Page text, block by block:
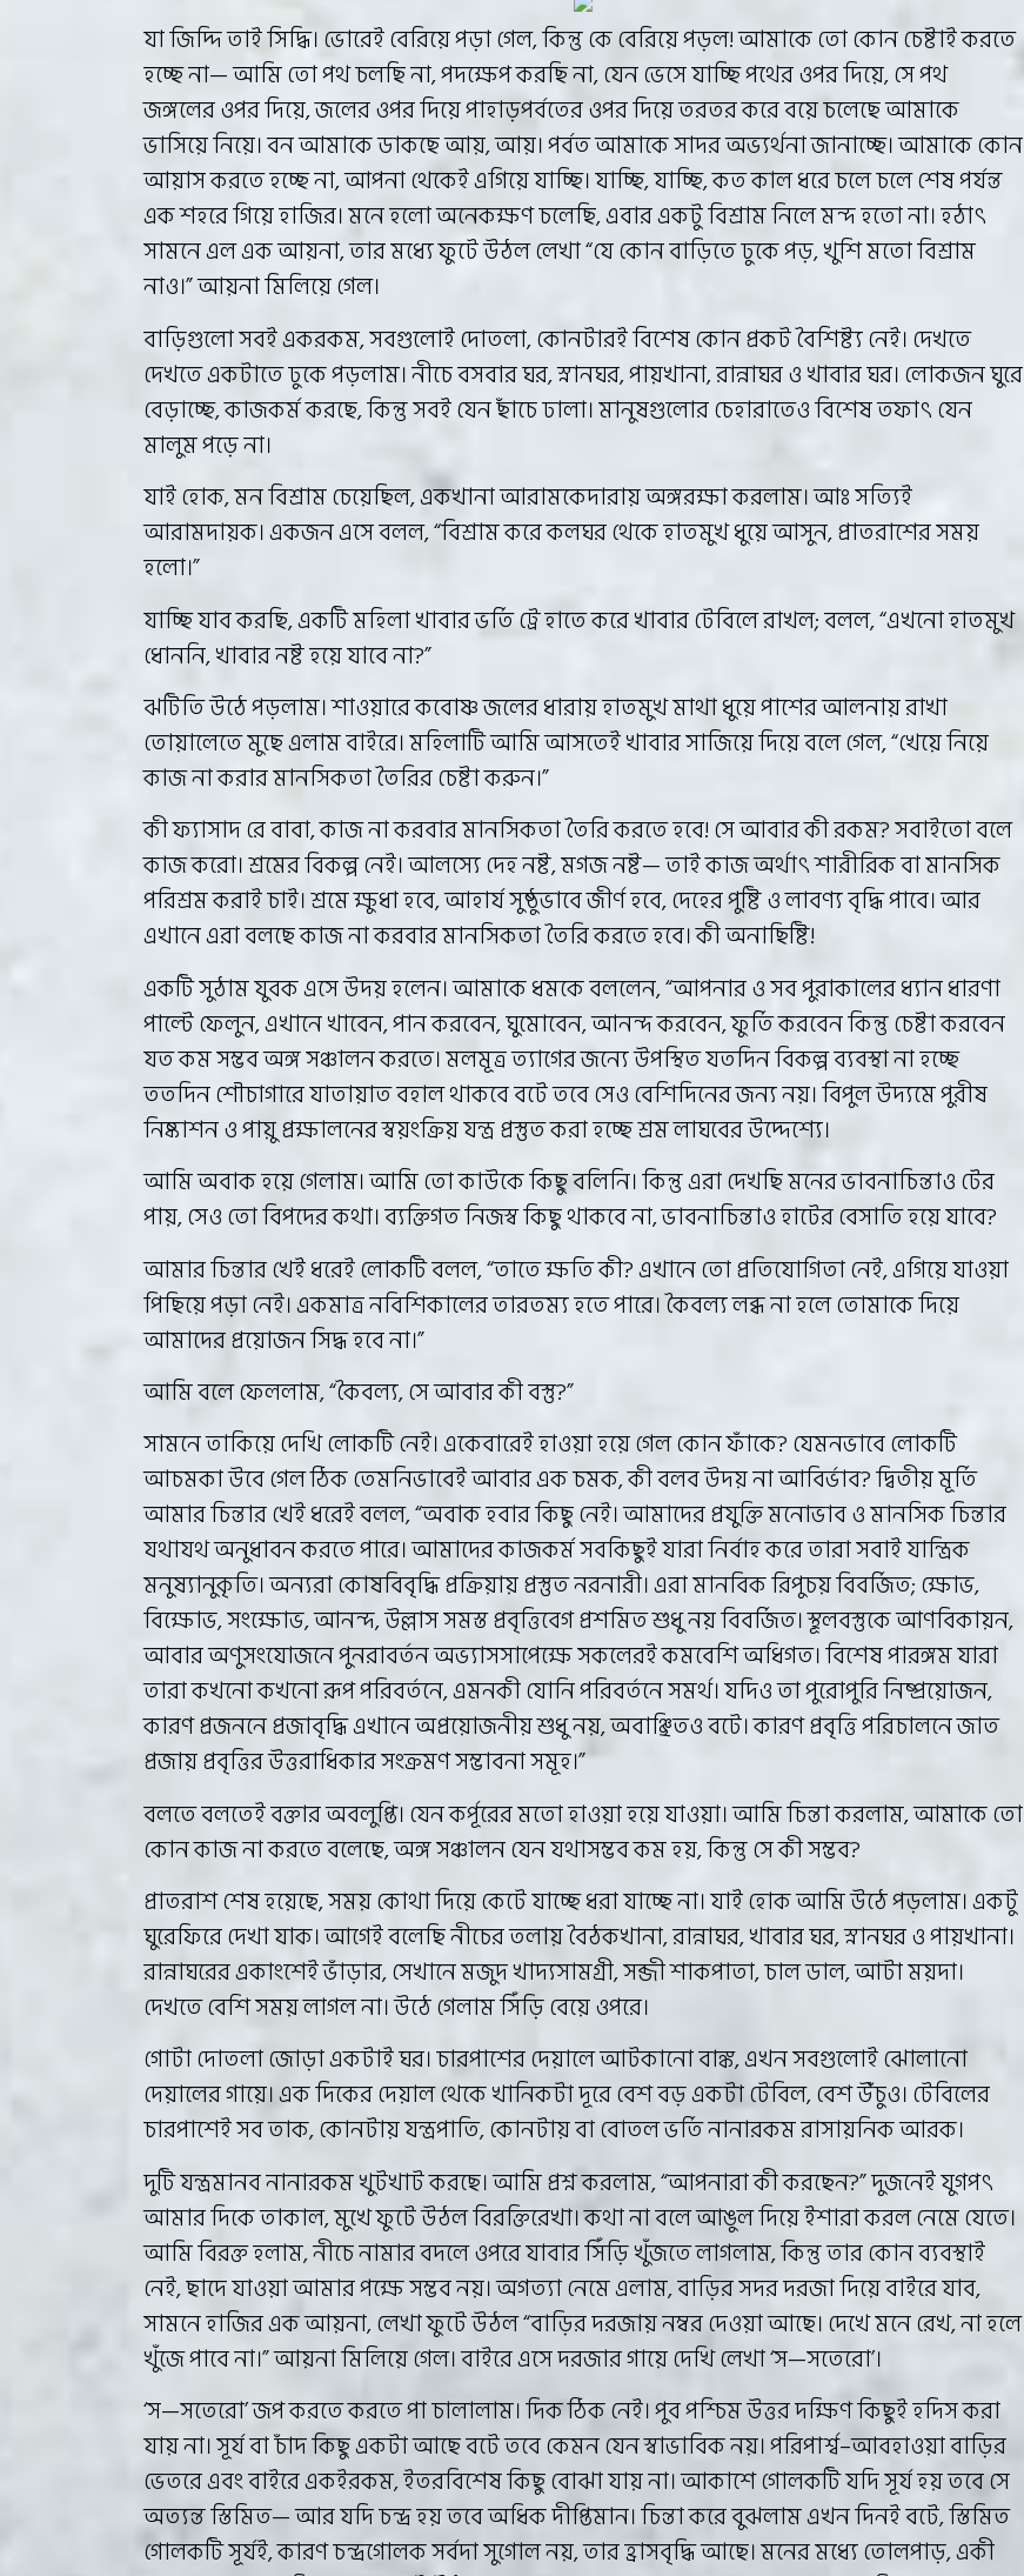
যা জিদ্দি তাই সিদ্ধি। ভোরেই বেরিয়ে পড়া গেল, কিন্তু কে বেরিয়ে পড়ল! আমাকে তো কোন চেষ্টাই করতে
হচ্ছে না— আমি তো পথ চলছি না, পদক্ষেপ করছি না, যেন ভেসে যাচ্ছি পথের ওপর দিয়ে, সে পথ
জঙ্গলের ওপর দিয়ে, জলের ওপর দিয়ে পাহাড়পর্বতের ওপর দিয়ে তরতর করে বয়ে চলেছে আমাকে
ভাসিয়ে নিয়ে। বন আমাকে ডাকছে আয়, আয়। পর্বত আমাকে সাদর অভ্যর্থনা জানাচ্ছে। আমাকে কোন
আয়াস করতে হচ্ছে না, আপনা থেকেই এগিয়ে যাচ্ছি। যাচ্ছি, যাচ্ছি, কত কাল ধরে চলে চলে শেষ পর্যন্ত
এক শহরে গিয়ে হাজির। মনে হলো অনেকক্ষণ চলেছি, এবার একটু বিশ্রাম নিলে মন্দ হতো না। হঠাৎ
সামনে এল এক আয়না, তার মধ্যে ফুটে উঠল লেখা “যে কোন বাড়িতে ঢুকে পড়, খুশি মতো বিশ্রাম
নাও।” আয়না মিলিয়ে গেল।
বাড়িগুলো সবই একরকম, সবগুলোই দোতলা, কোনটারই বিশেষ কোন প্রকট বৈশিষ্ট্য নেই। দেখতে
দেখতে একটাতে ঢুকে পড়লাম। নীচে বসবার ঘর, স্নানঘর, পায়খানা, রান্নাঘর ও খাবার ঘর। লোকজন ঘুরে
বেড়াচ্ছে, কাজকর্ম করছে, কিন্তু সবই যেন ছাঁচে ঢালা। মানুষগুলোর চেহারাতেও বিশেষ তফাৎ যেন
মালুম পড়ে না।
যাই হোক, মন বিশ্রাম চেয়েছিল, একখানা আরামকেদারায় অঙ্গরক্ষা করলাম। আঃ সত্যিই
আরামদায়ক। একজন এসে বলল, “বিশ্রাম করে কলঘর থেকে হাতমুখ ধুয়ে আসুন, প্রাতরাশের সময়
হলো।”
যাচ্ছি যাব করছি, একটি মহিলা খাবার ভর্তি ট্রে হাতে করে খাবার টেবিলে রাখল; বলল, “এখনো হাতমুখ
ধোননি, খাবার নষ্ট হয়ে যাবে না?”
ঝটিতি উঠে পড়লাম। শাওয়ারে কবোষ্ণ জলের ধারায় হাতমুখ মাথা ধুয়ে পাশের আলনায় রাখা
তোয়ালেতে মুছে এলাম বাইরে। মহিলাটি আমি আসতেই খাবার সাজিয়ে দিয়ে বলে গেল, “খেয়ে নিয়ে
কাজ না করার মানসিকতা তৈরির চেষ্টা করুন।”
কী ফ্যাসাদ রে বাবা, কাজ না করবার মানসিকতা তৈরি করতে হবে! সে আবার কী রকম? সবাইতো বলে
কাজ করো। শ্রমের বিকল্প নেই। আলস্যে দেহ নষ্ট, মগজ নষ্ট— তাই কাজ অর্থাৎ শারীরিক বা মানসিক
পরিশ্রম করাই চাই। শ্রমে ক্ষুধা হবে, আহার্য সুষ্ঠুভাবে জীর্ণ হবে, দেহের পুষ্টি ও লাবণ্য বৃদ্ধি পাবে। আর
এখানে এরা বলছে কাজ না করবার মানসিকতা তৈরি করতে হবে। কী অনাছিষ্টি!
একটি সুঠাম যুবক এসে উদয় হলেন। আমাকে ধমকে বললেন, “আপনার ও সব পুরাকালের ধ্যান ধারণা
পাল্টে ফেলুন, এখানে খাবেন, পান করবেন, ঘুমোবেন, আনন্দ করবেন, ফুর্তি করবেন কিন্তু চেষ্টা করবেন
যত কম সম্ভব অঙ্গ সঞ্চালন করতে। মলমূত্র ত্যাগের জন্যে উপস্থিত যতদিন বিকল্প ব্যবস্থা না হচ্ছে
ততদিন শৌচাগারে যাতায়াত বহাল থাকবে বটে তবে সেও বেশিদিনের জন্য নয়। বিপুল উদ্যমে পুরীষ
নিষ্কাশন ও পায়ু প্রক্ষালনের স্বয়ংক্রিয় যন্ত্র প্রস্তুত করা হচ্ছে শ্রম লাঘবের উদ্দেশ্যে।
আমি অবাক হয়ে গেলাম। আমি তো কাউকে কিছু বলিনি। কিন্তু এরা দেখছি মনের ভাবনাচিন্তাও টের
পায়, সেও তো বিপদের কথা। ব্যক্তিগত নিজস্ব কিছু থাকবে না, ভাবনাচিন্তাও হাটের বেসাতি হয়ে যাবে?
আমার চিন্তার খেই ধরেই লোকটি বলল, “তাতে ক্ষতি কী? এখানে তো প্রতিযোগিতা নেই, এগিয়ে যাওয়া
পিছিয়ে পড়া নেই। একমাত্র নবিশিকালের তারতম্য হতে পারে। কৈবল্য লব্ধ না হলে তোমাকে দিয়ে
আমাদের প্রয়োজন সিদ্ধ হবে না।”
আমি বলে ফেললাম, “কৈবল্য, সে আবার কী বস্তু?”
সামনে তাকিয়ে দেখি লোকটি নেই। একেবারেই হাওয়া হয়ে গেল কোন ফাঁকে? যেমনভাবে লোকটি
আচমকা উবে গেল ঠিক তেমনিভাবেই আবার এক চমক, কী বলব উদয় না আবির্ভাব? দ্বিতীয় মূর্তি
আমার চিন্তার খেই ধরেই বলল, “অবাক হবার কিছু নেই। আমাদের প্রযুক্তি মনোভাব ও মানসিক চিন্তার
যথাযথ অনুধাবন করতে পারে। আমাদের কাজকর্ম সবকিছুই যারা নির্বাহ করে তারা সবাই যান্ত্রিক
মনুষ্যানুকৃতি। অন্যরা কোষবিবৃদ্ধি প্রক্রিয়ায় প্রস্তুত নরনারী। এরা মানবিক রিপুচয় বিবর্জিত; ক্ষোভ,
বিক্ষোভ, সংক্ষোভ, আনন্দ, উল্লাস সমস্ত প্রবৃত্তিবেগ প্রশমিত শুধু নয় বিবর্জিত। স্থূলবস্তুকে আণবিকায়ন,
আবার অণুসংযোজনে পুনরাবর্তন অভ্যাসসাপেক্ষে সকলেরই কমবেশি অধিগত। বিশেষ পারঙ্গম যারা
তারা কখনো কখনো রূপ পরিবর্তনে, এমনকী যোনি পরিবর্তনে সমর্থ। যদিও তা পুরোপুরি নিষ্প্রয়োজন,
কারণ প্রজননে প্রজাবৃদ্ধি এখানে অপ্রয়োজনীয় শুধু নয়, অবাঞ্ছিতও বটে। কারণ প্রবৃত্তি পরিচালনে জাত
প্রজায় প্রবৃত্তির উত্তরাধিকার সংক্রমণ সম্ভাবনা সমূহ।”
বলতে বলতেই বক্তার অবলুপ্তি। যেন কর্পূরের মতো হাওয়া হয়ে যাওয়া। আমি চিন্তা করলাম, আমাকে তো
কোন কাজ না করতে বলেছে, অঙ্গ সঞ্চালন যেন যথাসম্ভব কম হয়, কিন্তু সে কী সম্ভব?
প্রাতরাশ শেষ হয়েছে, সময় কোথা দিয়ে কেটে যাচ্ছে ধরা যাচ্ছে না। যাই হোক আমি উঠে পড়লাম। একটু
ঘুরেফিরে দেখা যাক। আগেই বলেছি নীচের তলায় বৈঠকখানা, রান্নাঘর, খাবার ঘর, স্নানঘর ও পায়খানা।
রান্নাঘরের একাংশেই ভাঁড়ার, সেখানে মজুদ খাদ্যসামগ্রী, সব্জী শাকপাতা, চাল ডাল, আটা ময়দা।
দেখতে বেশি সময় লাগল না। উঠে গেলাম সিঁড়ি বেয়ে ওপরে।
গোটা দোতলা জোড়া একটাই ঘর। চারপাশের দেয়ালে আটকানো বাঙ্ক, এখন সবগুলোই ঝোলানো
দেয়ালের গায়ে। এক দিকের দেয়াল থেকে খানিকটা দূরে বেশ বড় একটা টেবিল, বেশ উঁচুও। টেবিলের
চারপাশেই সব তাক, কোনটায় যন্ত্রপাতি, কোনটায় বা বোতল ভর্তি নানারকম রাসায়নিক আরক।
দুটি যন্ত্রমানব নানারকম খুটখাট করছে। আমি প্রশ্ন করলাম, “আপনারা কী করছেন?” দুজনেই যুগপৎ
আমার দিকে তাকাল, মুখে ফুটে উঠল বিরক্তিরেখা। কথা না বলে আঙুল দিয়ে ইশারা করল নেমে যেতে।
আমি বিরক্ত হলাম, নীচে নামার বদলে ওপরে যাবার সিঁড়ি খুঁজতে লাগলাম, কিন্তু তার কোন ব্যবস্থাই
নেই, ছাদে যাওয়া আমার পক্ষে সম্ভব নয়। অগত্যা নেমে এলাম, বাড়ির সদর দরজা দিয়ে বাইরে যাব,
সামনে হাজির এক আয়না, লেখা ফুটে উঠল “বাড়ির দরজায় নম্বর দেওয়া আছে। দেখে মনে রেখ, না হলে
খুঁজে পাবে না।” আয়না মিলিয়ে গেল। বাইরে এসে দরজার গায়ে দেখি লেখা ‘স—সতেরো’।
‘স—সতেরো’ জপ করতে করতে পা চালালাম। দিক ঠিক নেই। পুব পশ্চিম উত্তর দক্ষিণ কিছুই হদিস করা
যায় না। সূর্য বা চাঁদ কিছু একটা আছে বটে তবে কেমন যেন স্বাভাবিক নয়। পরিপার্শ্ব–আবহাওয়া বাড়ির
ভেতরে এবং বাইরে একইরকম, ইতরবিশেষ কিছু বোঝা যায় না। আকাশে গোলকটি যদি সূর্য হয় তবে সে
অত্যন্ত স্তিমিত— আর যদি চন্দ্র হয় তবে অধিক দীপ্তিমান। চিন্তা করে বুঝলাম এখন দিনই বটে, স্তিমিত
গোলকটি সূর্যই, কারণ চন্দ্রগোলক সর্বদা সুগোল নয়, তার হ্রাসবৃদ্ধি আছে। মনের মধ্যে তোলপাড়, একী